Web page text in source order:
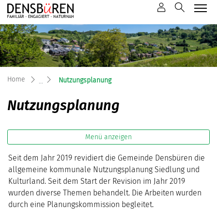
zur Startseite
Direkt zur Hauptnavigation
Direkt zum Inhalt
Direkt zur Suche
Direkt zum Stichwortverzeichnis
Home Nutzungsplanung(ausgewählt)
Nutzungsplanung
Menü anzeigen
Seit dem Jahr 2019 revidiert die Gemeinde Densbüren die
allgemeine kommunale Nutzungsplanung Siedlung und
Kulturland. Seit dem Start der Revision im Jahr 2019
wurden diverse Themen behandelt. Die Arbeiten wurden
durch eine Planungskommission begleitet.